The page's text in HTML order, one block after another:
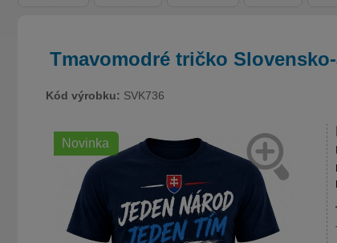
Tmavomodré tričko
Kód výrobku: SVK736
Novinka